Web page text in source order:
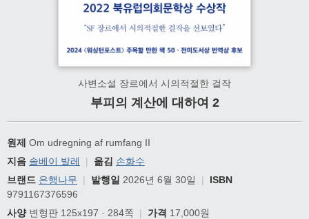
사변소설 장르에서 시의적절한 걸작
부피의 계산에 대하여 2
원제 Om udregning af rumfang II
지음 솔베이 발레 | 옮김 손화수
브랜드 은행나무 | 발행일 2026년 6월 30일 |
ISBN
9791167376596
사양변형판 125x197 · 284쪽 | 가격 17,000원